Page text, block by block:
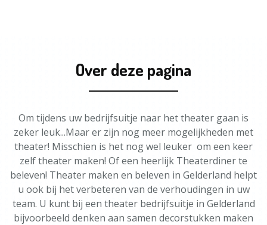
Over deze pagina
Om tijdens uw bedrijfsuitje naar het theater gaan is
zeker leuk...Maar er zijn nog meer mogelijkheden met
theater! Misschien is het nog wel leuker om een keer
zelf theater maken! Of een heerlijk Theaterdiner te
beleven! Theater maken en beleven in Gelderland helpt
u ook bij het verbeteren van de verhoudingen in uw
team. U kunt bij een theater bedrijfsuitje in Gelderland
bijvoorbeeld denken aan samen decorstukken maken